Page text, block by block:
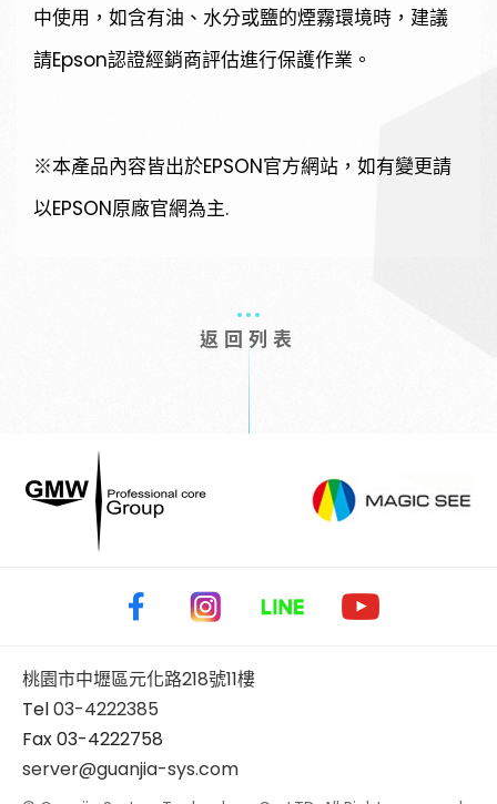
中使用，如含有油、水分或鹽的煙霧環境時，建議
請Epson認證經銷商評估進行保護作業。
※本產品內容皆出於EPSON官方網站，如有變更請
以EPSON原廠官網為主.
返回列表
桃園市中壢區元化路218號11樓
Tel03-4222385
Fax 03-4222758
server@guanjia-sys.com